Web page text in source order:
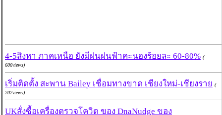
4-5สิงหา ภาคเหนือ ยังมีฝนฝนฟ้าคะนองร้อยละ 60-80% (
606views)
เริ่มติดตั้ง สะพาน Bailey เชื่อมทางขาด เชียงใหม่-เชียงราย (
707views)
UKสั่งซื้อเครื่องตรวจโควิด ของ DnaNudge ของ